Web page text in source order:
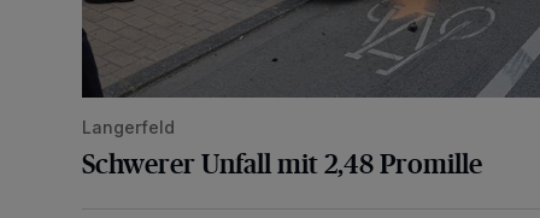
Langerfeld
Schwerer Unfall mit 2,48 Promille